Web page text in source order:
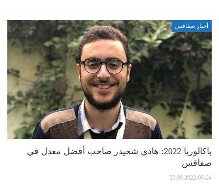
أخبار صفاقس
باكالوريا 2022: هادي شحيدر صاحب أفضل معدل في
صفاقس
2022-06-24 23:08